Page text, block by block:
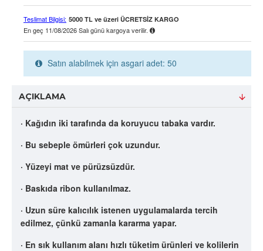
Teslimat Bilgisi: 5000 TL ve üzeri ÜCRETSİZ KARGO
En geç 11/08/2026 Salıgünü kargoya verilir.
Satın alabilmek için asgari adet: 50
AÇIKLAMA
· Kağıdın iki tarafında da koruyucu tabaka vardır.
· Bu sebeple ömürleri çok uzundur.
· Yüzeyi mat ve pürüzsüzdür.
· Baskıda ribon kullanılmaz.
· Uzun süre kalıcılık istenen uygulamalarda tercih
edilmez, çünkü zamanla kararma yapar.
· En sık kullanım alanı hızlı tüketim ürünleri ve kolilerin